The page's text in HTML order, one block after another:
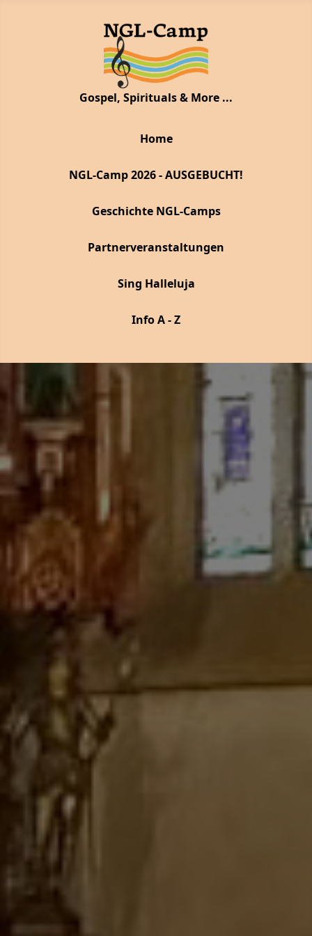
Gospel, Spirituals & More ...
Home
NGL-Camp 2026 - AUSGEBUCHT!
Geschichte NGL-Camps
Partnerveranstaltungen
Sing Halleluja
Info A - Z